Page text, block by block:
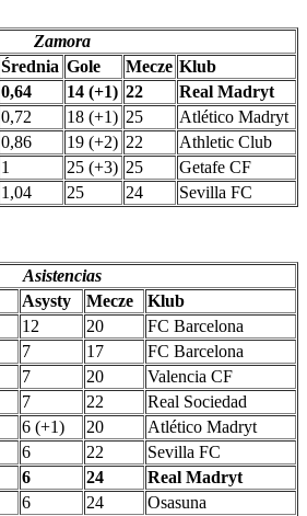
Zamora
Średnia Gole Mecze Klub
0,64 14 (+1) 22
Real Madryt
0,72 18 (+1) 25
Atlético Madryt
0,86 19 (+2) 22
Athletic Club
1 25 (+3) 25
Getafe CF
1,04 25 24 Sevilla FC
Asistencias
Asysty Mecze
Klub
12 20
FC Barcelona
7 17
FC Barcelona
7 20
Valencia CF
7 22
Real Sociedad
6 (+1) 20
Atlético Madryt
6 22
Sevilla FC
6 24
Real Madryt
6 24
Osasuna